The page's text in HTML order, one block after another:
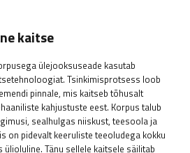
kaitse
ülejooksuseade kasutab
Tsinkimisprotsess loob
pinnale, mis kaitseb tõhusalt
kahjustuste eest. Korpus talub
sealhulgas niiskust, teesoola ja
on pidevalt keeruliste teeoludega kokku
Tänu sellele kaitsele säilitab